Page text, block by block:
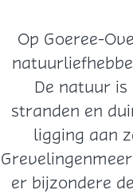
Op Goeree-
De natuur
stranden en
ligging aan
er bijzondere